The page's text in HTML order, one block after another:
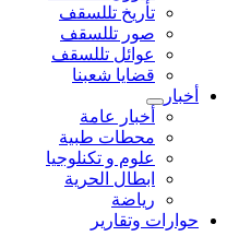
تأريخ تللسقف
صور تللسقف
عوائل تللسقف
قضايا شعبنا
أخبار
أخبار عامة
محطات طبية
علوم و تکنلوجیا
ابطال الحرية
رياضة
حوارات وتقارير